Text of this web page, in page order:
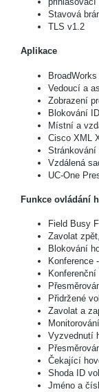
Stavová
TLS v1.2
Aplikace
Vedoucí a
Zobrazení
Blokování
Místní a
Cisco XML
Vzdálená
UC-One
Funkce ovládání
Field Busy
Zavolat
Blokování
Konference
Přidržené
Zavolat a
Vyzvednutí
Čekající
Shoda ID
Jméno a